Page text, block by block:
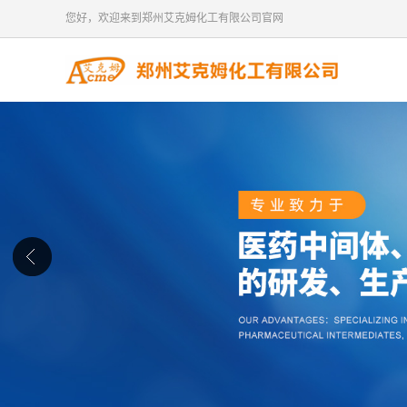
您好，欢迎来到郑州艾克姆化工有限公司官网